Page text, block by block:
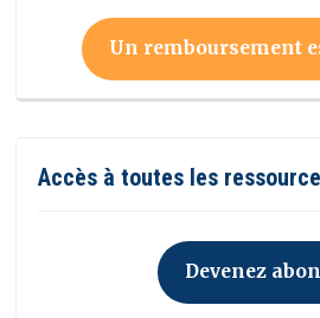
Un remboursement
Accès à toutes les
Devenez